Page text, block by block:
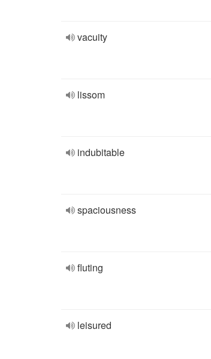
vacuity
lissom
indubitable
spaciousness
fluting
leisured